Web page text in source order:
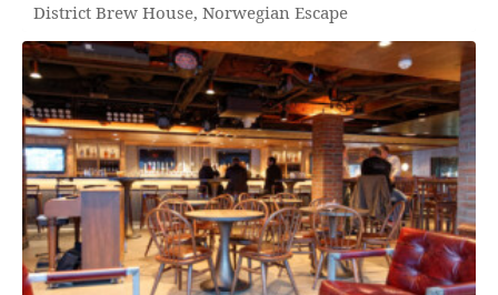
District Brew House, Norwegian Escape